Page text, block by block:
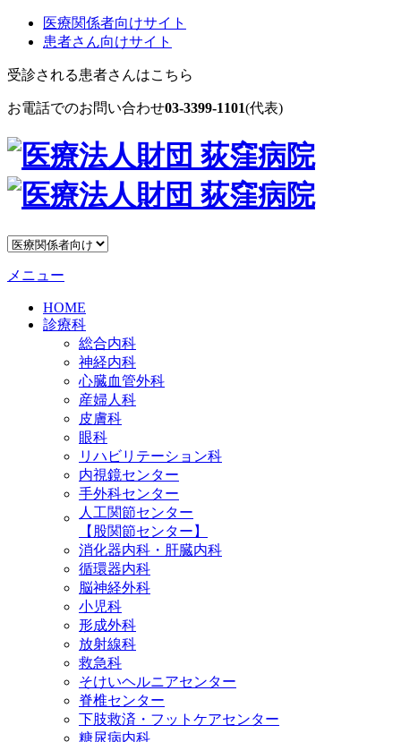
医療関係者向けサイト
患者さん向けサイト
受診される患者さんはこちら
お電話でのお問い合わせ03-3399-1101(代表)
メニュー
HOME
診療科
総合内科
神経内科
心臓血管外科
産婦人科
皮膚科
眼科
リハビリテーション科
内視鏡センター
手外科センター
人工関節センター
【股関節センター】
消化器内科・肝臓内科
循環器内科
脳神経外科
小児科
形成外科
放射線科
救急科
そけいヘルニアセンター
脊椎センター
下肢救済・フットケアセンター
糖尿病内科